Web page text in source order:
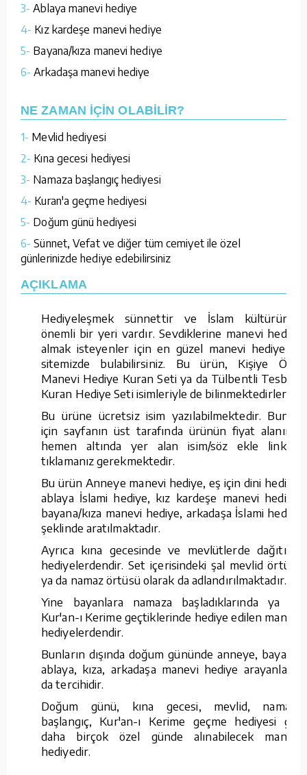
3- Ablaya manevi hediye
4- Kız kardeşe manevi hediye
5- Bayana/kıza manevi hediye
6- Arkadaşa manevi hediye
NE ZAMAN İÇİN OLABİLİR?
1- Mevlid hediyesi
2- Kına gecesi hediyesi
3- Namaza başlangıç hediyesi
4- Kuran'a geçme hediyesi
5- Doğum günü hediyesi
6- Sünnet, Vefat ve diğer tüm cemiyet ile özel
günlerinizde hediye edebilirsiniz
AÇIKLAMA
Hediyeleşmek sünnettir ve İslam kültüründe
önemli bir yeri vardır. Sevdiklerine manevi hediye
almak isteyenler için en güzel manevi hediyeleri
sitemizde bulabilirsiniz. Bu ürün, Kişiye Özel
Manevi Hediye Kuran Seti ya da Tülbentli Tesbihli
Kuran Hediye Seti isimleriyle de bilinmektedirler.
Bu ürüne ücretsiz isim yazılabilmektedir. Bunun
için sayfanın üst tarafında ürünün fiyat alanının
hemen altında yer alan isim/söz ekle linkine
tıklamanız gerekmektedir.
Bu ürün Anneye manevi hediye, eş için dini hediye,
ablaya İslami hediye, kız kardeşe manevi hediye,
bayana/kıza manevi hediye, arkadaşa İslami hediye
şeklinde aratılmaktadır.
Ayrıca kına gecesinde ve mevlütlerde dağıtılan
hediyelerdendir. Set içerisindeki şal mevlid örtüsü
ya da namaz örtüsü olarak da adlandırılmaktadır.
Yine bayanlara namaza başladıklarında ya da
Kur'an-ı Kerime geçtiklerinde hediye edilen manevi
hediyelerdendir.
Bunların dışında doğum gününde anneye, bayana,
ablaya, kıza, arkadaşa manevi hediye arayanların
da tercihidir.
Doğum günü, kına gecesi, mevlid, namaza
başlangıç, Kur'an-ı Kerime geçme hediyesi gibi
daha birçok özel günde alınabilecek manevi
hediyedir.